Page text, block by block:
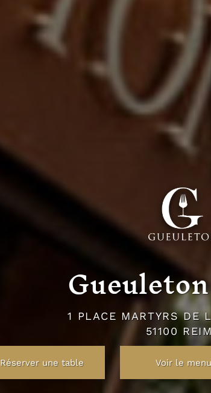
1 PLACE MARTYRS DE
51100
Réserver une table Voir le menu